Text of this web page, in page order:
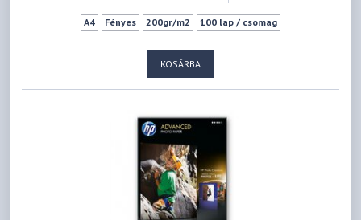
A4 Fényes 200gr/m2 100 lap / csomag
KOSÁRBA